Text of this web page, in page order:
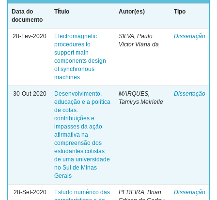
Data do
documento
Título Autor(es) Tipo
28-Fev-2020
Electromagnetic
procedures to
support main
components design
of synchronous
machines
SILVA, Paulo
Victor Viana da
Dissertação
30-Out-2020
Desenvolvimento,
educação e a política
de cotas:
contribuições e
impasses da ação
afirmativa na
compreensão dos
estudantes cotistas
de uma universidade
no Sul de Minas
Gerais
MARQUES,
Tamirys Meirielle
Dissertação
28-Set-2020
Estudo numérico das
PEREIRA, Brian
Dissertação